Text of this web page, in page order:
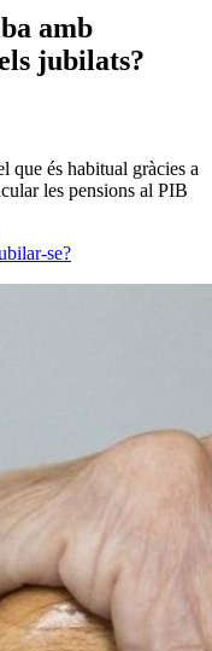
amb
jubilats?
que és habitual gràcies a
les pensions al PIB
se?